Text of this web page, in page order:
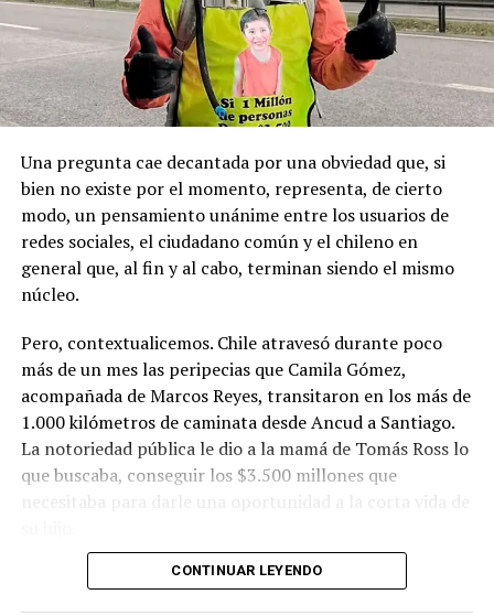
el capitán Juan Guillermos y 23 tripulantes a bordo de la
Goleta de Guerra Ancud de la Armada tomaron posesión
de estas tierras patagónicas donde izaron la bandera
nacional declarando este territorio como parte de Chile.
Una pregunta cae decantada por una obviedad que, si
bien no existe por el momento, representa, de cierto
modo, un pensamiento unánime entre los usuarios de
redes sociales, el ciudadano común y el chileno en
general que, al fin y al cabo, terminan siendo el mismo
núcleo.
Pero, contextualicemos. Chile atravesó durante poco
más de un mes las peripecias que Camila Gómez,
acompañada de Marcos Reyes, transitaron en los más de
1.000 kilómetros de caminata desde Ancud a Santiago.
La notoriedad pública le dio a la mamá de Tomás Ross lo
que buscaba, conseguir los $3.500 millones que
necesitaba para darle una oportunidad a la corta vida de
La solidaridad y empatía de los chilenos en cada paso
CONTINUAR LEYENDO